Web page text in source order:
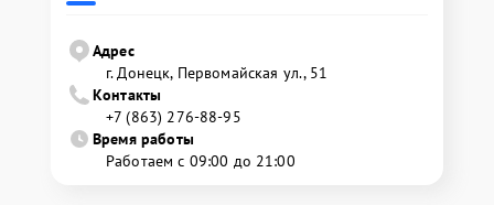
Адрес
г. Донецк, Первомайская ул., 51
Контакты
+7 (863) 276-88-95
Время работы
Работаем с 09:00 до 21:00